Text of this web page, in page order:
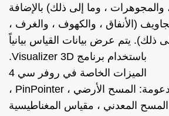
، والمجوهرات ، وما إلى ذلك) بالإضافة
(الأنفاق ، والكهوف ، والغرف ،
ذلك). يتم عرض بيانات القياس بيانياً
باستخدام برنامج Visualizer 3D.
الميزات الخاصة في روفر سي 4
أوضاع التشغيل المدعومة: المسح الأرضي ، PinPointer ،
المسح المعدني ، مقياس المغناطيسية